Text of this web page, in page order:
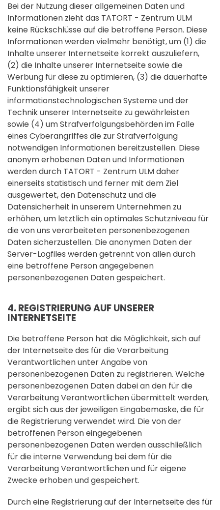
Bei der Nutzung dieser allgemeinen Daten und
Informationen zieht das TATORT - Zentrum ULM
keine Rückschlüsse auf die betroffene Person. Diese
Informationen werden vielmehr benötigt, um (1) die
Inhalte unserer Internetseite korrekt auszuliefern,
(2) die Inhalte unserer Internetseite sowie die
Werbung für diese zu optimieren, (3) die dauerhafte
Funktionsfähigkeit unserer
informationstechnologischen Systeme und der
Technik unserer Internetseite zu gewährleisten
sowie (4) um Strafverfolgungsbehörden im Falle
eines Cyberangriffes die zur Strafverfolgung
notwendigen Informationen bereitzustellen. Diese
anonym erhobenen Daten und Informationen
werden durch TATORT - Zentrum ULM daher
einerseits statistisch und ferner mit dem Ziel
ausgewertet, den Datenschutz und die
Datensicherheit in unserem Unternehmen zu
erhöhen, um letztlich ein optimales Schutzniveau für
die von uns verarbeiteten personenbezogenen
Daten sicherzustellen. Die anonymen Daten der
Server-Logfiles werden getrennt von allen durch
eine betroffene Person angegebenen
personenbezogenen Daten gespeichert.
4. REGISTRIERUNG AUF UNSERER
INTERNETSEITE
Die betroffene Person hat die Möglichkeit, sich auf
der Internetseite des für die Verarbeitung
Verantwortlichen unter Angabe von
personenbezogenen Daten zu registrieren. Welche
personenbezogenen Daten dabei an den für die
Verarbeitung Verantwortlichen übermittelt werden,
ergibt sich aus der jeweiligen Eingabemaske, die für
die Registrierung verwendet wird. Die von der
betroffenen Person eingegebenen
personenbezogenen Daten werden ausschließlich
für die interne Verwendung bei dem für die
Verarbeitung Verantwortlichen und für eigene
Zwecke erhoben und gespeichert.
Durch eine Registrierung auf der Internetseite des für